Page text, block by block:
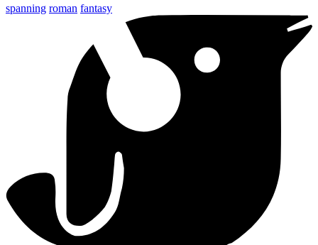
spanning roman fantasy